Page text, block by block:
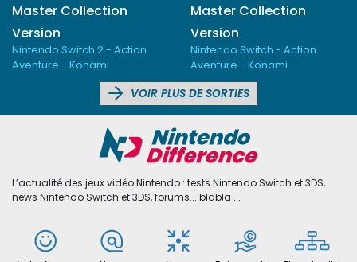
Master Collection
Version
Nintendo Switch 2 - Action
Aventure - Konami
Master Collection
Version
Nintendo Switch - Action
Aventure - Konami
VOIR PLUS DE SORTIES
L’actualité des jeux vidéo Nintendo : tests Nintendo Switch et 3DS,
news Nintendo Switch et 3DS, forums... blabla ...